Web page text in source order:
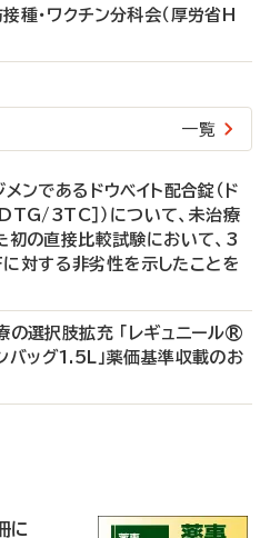
・ワクチン分科会（厚労省H
一覧
ンであるドウベイト配合錠（ド
3TC］）について、未治療
の直接比較試験において、3
する非劣性を示したことを
選択肢拡充 「レギュニール®
ッグ1.5L」薬価基準収載のお
に